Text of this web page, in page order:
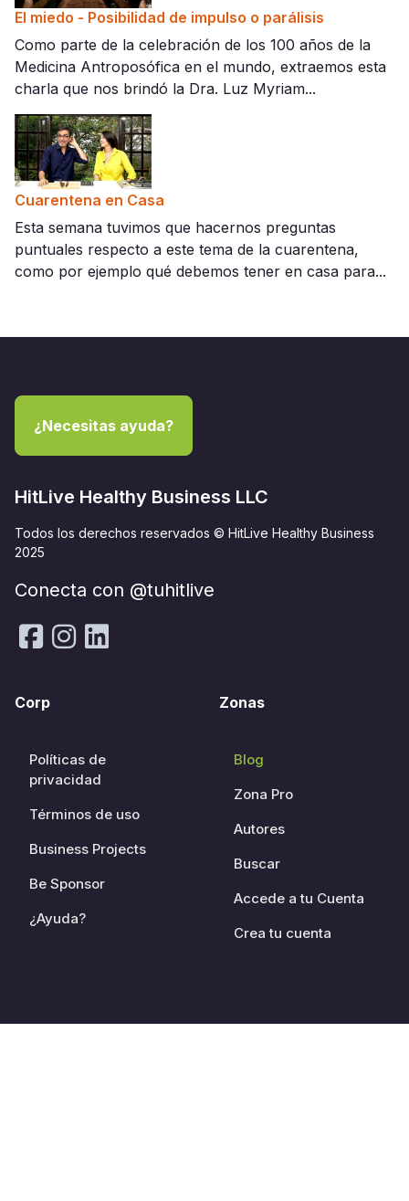
El miedo - Posibilidad de impulso o parálisis
Como parte de la celebración de los 100 años de la
Medicina Antroposófica en el mundo, extraemos esta
charla que nos brindó la Dra. Luz Myriam...
Cuarentena en Casa
Esta semana tuvimos que hacernos preguntas
puntuales respecto a este tema de la cuarentena,
como por ejemplo qué debemos tener en casa para...
¿Necesitas ayuda?
HitLive Healthy Business LLC
Todos los derechos reservados © HitLive Healthy Business
2025
Conecta con @tuhitlive
Corp
Políticas de
privacidad
Términos de uso
Business Projects
Be Sponsor
¿Ayuda?
Zonas
Blog
Zona Pro
Autores
Buscar
Accede a tu Cuenta
Crea tu cuenta